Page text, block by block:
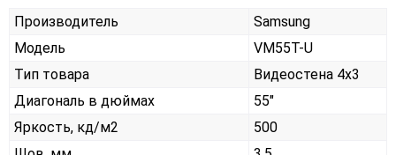
Производитель
Samsung
Модель
VM55T-U
Тип товара
Видеостена 4х3
Диагональ в дюймах
55"
Яркость, кд/м2
500